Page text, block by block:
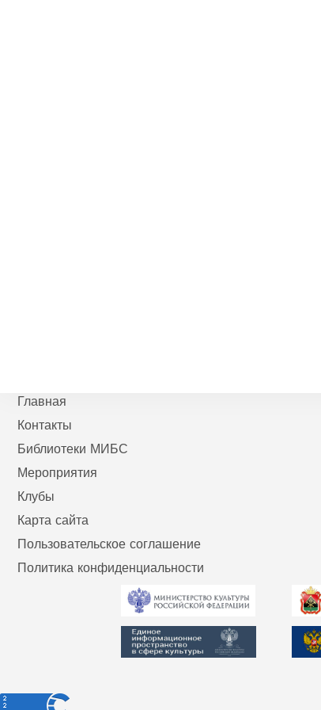
Главная
Контакты
Библиотеки МИБС
Мероприятия
Клубы
Карта сайта
Пользовательское соглашение
Политика конфиденциальности